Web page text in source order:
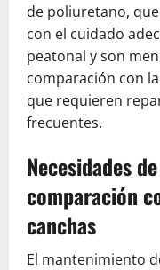
de poliuretano,
con el cuidado
peatonal y son
comparación con
que requieren
frecuentes.
Necesidades
comparación
canchas
El mantenimiento